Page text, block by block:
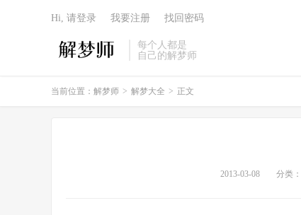
每个人都是
自己的解梦师
Hi, 请登录 我要注册 找回密码
当前位置： 解梦师 > 解梦大全 > 正文
2013-03-08 分类：